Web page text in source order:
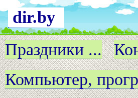
dir.by
Праздники ...
Компьютер,